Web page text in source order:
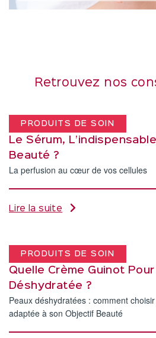
Retrouvez nos
PRODUITS DE SOIN
Le Sérum,
Beauté ?
La perfusion au cœur de vos cellules
Lire la suite
PRODUITS DE SOIN
Quelle Crème Guinot Pour
Déshydratée ?
Peaux déshydratées : comment
adaptée à son Objectif Beauté